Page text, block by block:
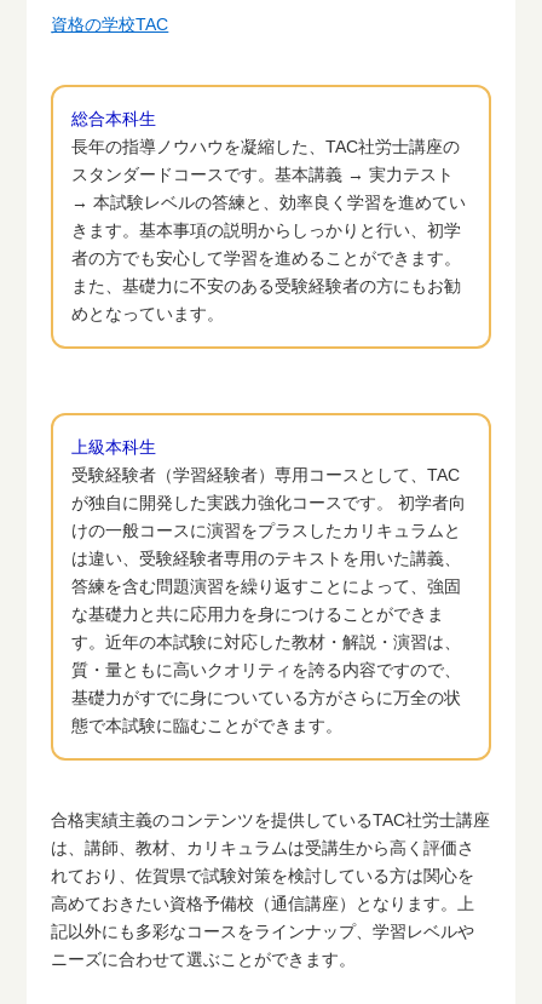
資格の学校TAC
総合本科生
長年の指導ノウハウを凝縮した、TAC社労士講座の
スタンダードコースです。基本講義 → 実力テスト
→ 本試験レベルの答練と、効率良く学習を進めてい
きます。基本事項の説明からしっかりと行い、初学
者の方でも安心して学習を進めることができます。
また、基礎力に不安のある受験経験者の方にもお勧
めとなっています。
上級本科生
受験経験者（学習経験者）専用コースとして、TAC
が独自に開発した実践力強化コースです。 初学者向
けの一般コースに演習をプラスしたカリキュラムと
は違い、受験経験者専用のテキストを用いた講義、
答練を含む問題演習を繰り返すことによって、強固
な基礎力と共に応用力を身につけることができま
す。近年の本試験に対応した教材・解説・演習は、
質・量ともに高いクオリティを誇る内容ですので、
基礎力がすでに身についている方がさらに万全の状
態で本試験に臨むことができます。
合格実績主義のコンテンツを提供しているTAC社労士講座
は、講師、教材、カリキュラムは受講生から高く評価さ
れており、佐賀県で試験対策を検討している方は関心を
高めておきたい資格予備校（通信講座）となります。上
記以外にも多彩なコースをラインナップ、学習レベルや
ニーズに合わせて選ぶことができます。